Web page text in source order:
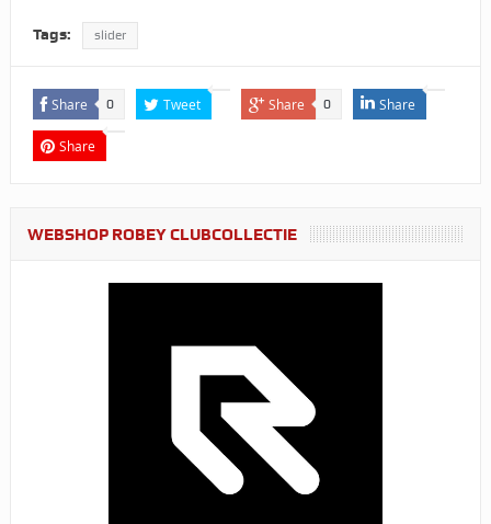
Tags: slider
Share 0 Tweet Share 0 Share
Share
WEBSHOP ROBEY CLUBCOLLECTIE